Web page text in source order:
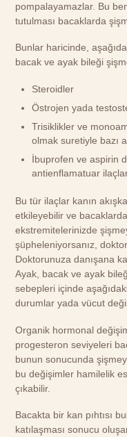
pompalayamazlar. Bu
tutulması bacaklarda
Bunlar haricinde,
bacak ve ayak bileği
Steroidler
Östrojen yada
Trisiklikler ve
olmak suretiyle bazı
İbuprofen ve aspirin
antienflamatuar
Bu tür ilaçlar kanın
etkileyebilir ve
ekstremitelerinizde
şüpheleniyorsanız,
Doktorunuza danışana
Ayak, bacak ve ayak
sebepleri içinde
durumlar yada vücut
Organik hormonal
progesteron seviyeleri
bunun sonucunda
bu değişimler hamilelik
çıkabilir.
Bacakta bir kan pıhtısı
katılaşması sonucu